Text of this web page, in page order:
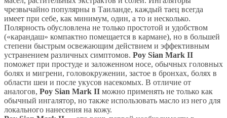
чрезвычайно популярны в Таиланде, каждый таец всегда
имеет при себе, как минимум, один, а то и несколько.
Полярность обусловлена не только простотой и удобством
(«карандаш» компактно помещается в кармане), но в большей
степени быстрым освежающим действием и эффективным
устранением различных симптомов. Poy Sian Mark II
поможет при простуде и заложенном носе, обычных головных
болях и мигрени, головокружении, застое в бронхах, болях в
области шеи и после укусов насекомых. В отличие от
аналогов, Poy Sian Mark II можно применять не только как
обычный ингалятор, но также использовать масло из него для
локального нанесения на кожу.